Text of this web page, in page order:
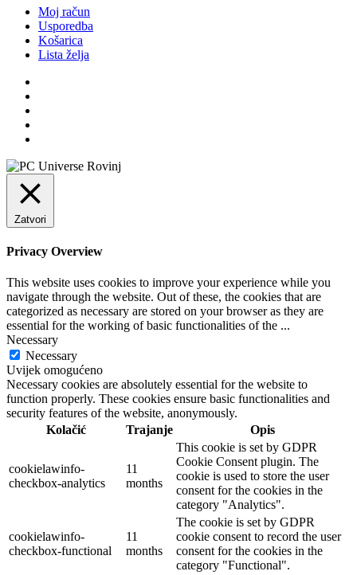
Moj račun
Usporedba
Košarica
Lista želja
Zatvori
Privacy Overview
This website uses cookies to improve your experience while you
navigate through the website. Out of these, the cookies that are
categorized as necessary are stored on your browser as they are
essential for the working of basic functionalities of the ...
Necessary
Necessary
Uvijek omogućeno
Necessary cookies are absolutely essential for the website to
function properly. These cookies ensure basic functionalities and
security features of the website, anonymously.
Kolačić
Trajanje Opis
cookielawinfo-
checkbox-analytics
11
months
This cookie is set by GDPR
Cookie Consent plugin. The
cookie is used to store the user
consent for the cookies in the
category "Analytics".
cookielawinfo-
checkbox-functional
11
months
The cookie is set by GDPR
cookie consent to record the user
consent for the cookies in the
category "Functional".